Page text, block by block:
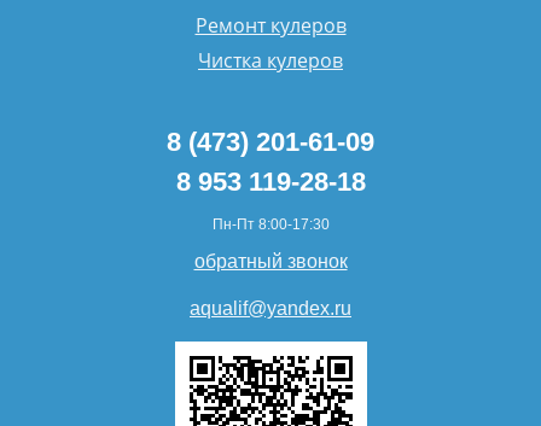
Ремонт кулеров
Чистка кулеров
8 (473) 201-61-09
8 953 119-28-18
Пн-Пт 8:00-17:30
обратный звонок
aqualif@yandex.ru